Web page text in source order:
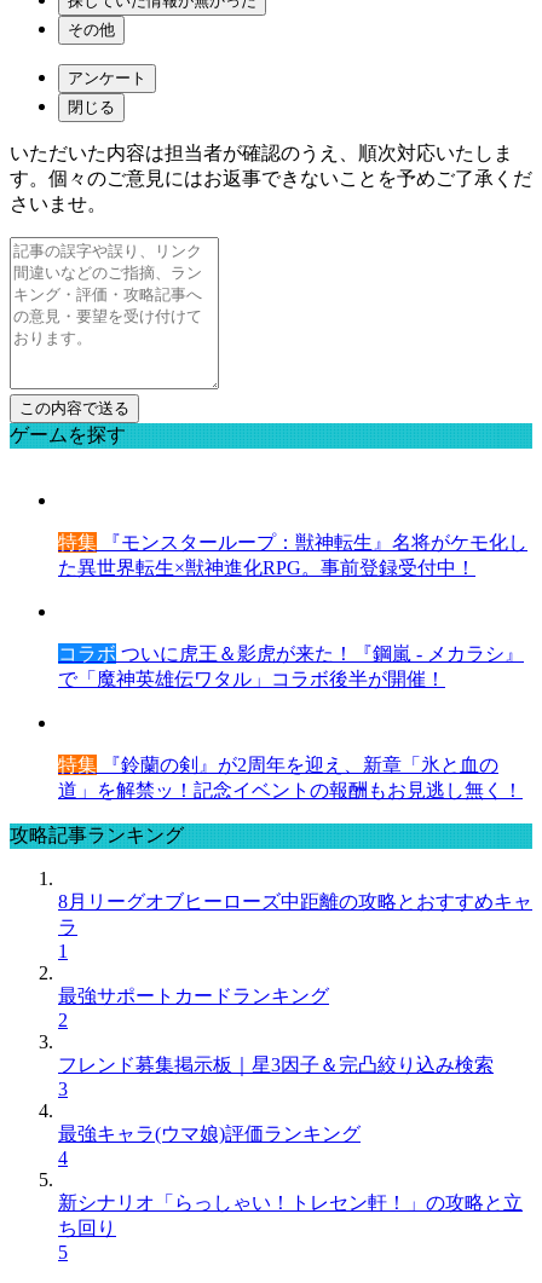
その他
アンケート
閉じる
いただいた内容は担当者が確認のうえ、順次対応いたしま
す。個々のご意見にはお返事できないことを予めご了承くだ
さいませ。
ゲームを探す
特集 『モンスターループ：獣神転生』名将がケモ化し
た異世界転生×獣神進化RPG。事前登録受付中！
コラボ ついに虎王＆影虎が来た！『鋼嵐 - メカラシ』
で「魔神英雄伝ワタル」コラボ後半が開催！
特集 『鈴蘭の剣』が2周年を迎え、新章「氷と血の
道」を解禁ッ！記念イベントの報酬もお見逃し無く！
攻略記事ランキング
8月リーグオブヒーローズ中距離の攻略とおすすめキャ
ラ
1
最強サポートカードランキング
2
フレンド募集掲示板｜星3因子＆完凸絞り込み検索
3
最強キャラ(ウマ娘)評価ランキング
4
新シナリオ「らっしゃい！トレセン軒！」の攻略と立
ち回り
5